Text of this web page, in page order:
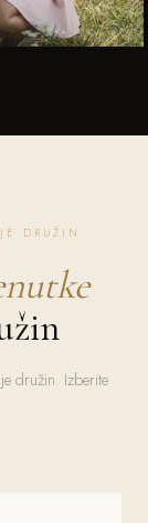
DRUŽIN
družin. Izberite